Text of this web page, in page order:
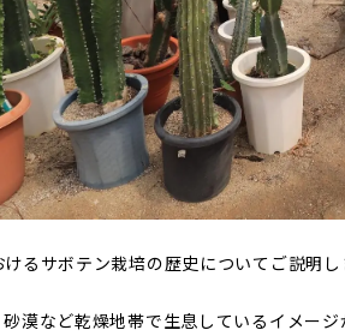
るサボテン栽培の歴史についてご説明し
漠など乾燥地帯で生息しているイメー